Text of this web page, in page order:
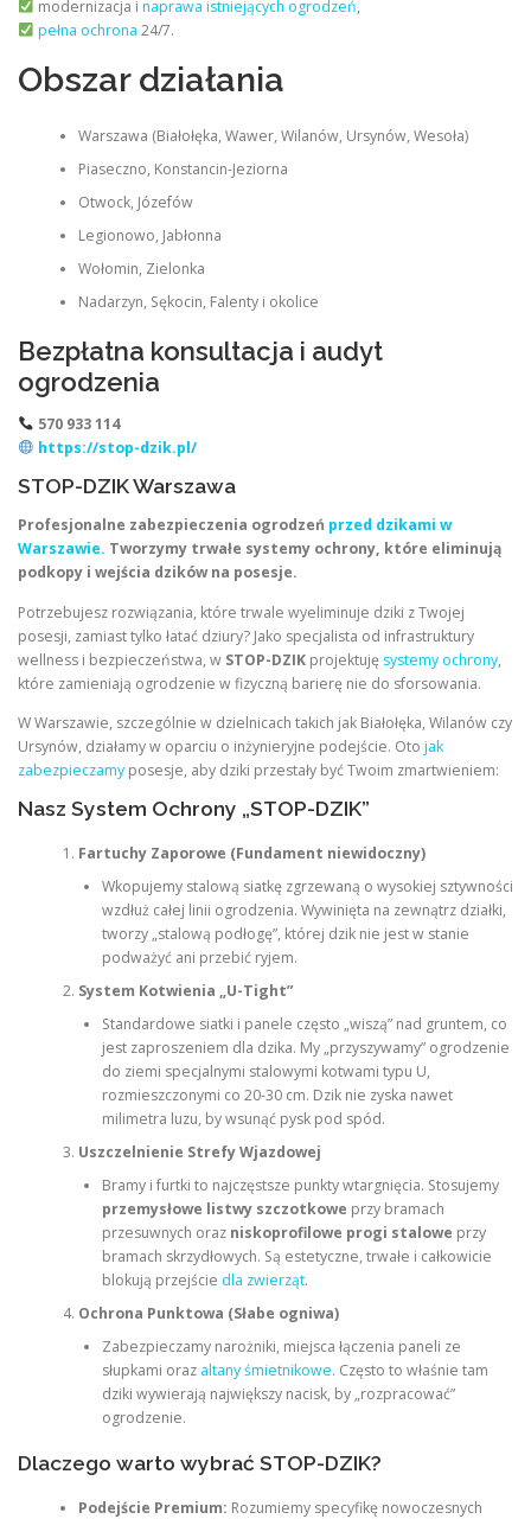
modernizacja i naprawa istniejących ogrodzeń,
pełna ochrona 24/7.
Obszar działania
Warszawa (Białołęka, Wawer, Wilanów, Ursynów, Wesoła)
Piaseczno, Konstancin-Jeziorna
Otwock, Józefów
Legionowo, Jabłonna
Wołomin, Zielonka
Nadarzyn, Sękocin, Falenty i okolice
Bezpłatna konsultacja i audyt
ogrodzenia
570 933 114
https://stop-dzik.pl/
STOP-DZIK Warszawa
Profesjonalne zabezpieczenia ogrodzeń przed dzikami w
Warszawie. Tworzymy trwałe systemy ochrony, które eliminują
podkopy i wejścia dzików na posesje.
Potrzebujesz rozwiązania, które trwale wyeliminuje dziki z Twojej
posesji, zamiast tylko łatać dziury? Jako specjalista od infrastruktury
wellness i bezpieczeństwa, w STOP-DZIK projektuję systemy ochrony,
które zamieniają ogrodzenie w fizyczną barierę nie do sforsowania.
W Warszawie, szczególnie w dzielnicach takich jak Białołęka, Wilanów czy
Ursynów, działamy w oparciu o inżynieryjne podejście. Oto jak
zabezpieczamy posesje, aby dziki przestały być Twoim zmartwieniem:
Nasz System Ochrony „STOP-DZIK”
Fartuchy Zaporowe (Fundament niewidoczny)
Wkopujemy stalową siatkę zgrzewaną o wysokiej sztywności
wzdłuż całej linii ogrodzenia. Wywinięta na zewnątrz działki,
tworzy „stalową podłogę”, której dzik nie jest w stanie
podważyć ani przebić ryjem.
System Kotwienia „U-Tight”
Standardowe siatki i panele często „wiszą” nad gruntem, co
jest zaproszeniem dla dzika. My „przyszywamy” ogrodzenie
do ziemi specjalnymi stalowymi kotwami typu U,
rozmieszczonymi co 20-30 cm. Dzik nie zyska nawet
milimetra luzu, by wsunąć pysk pod spód.
Uszczelnienie Strefy Wjazdowej
Bramy i furtki to najczęstsze punkty wtargnięcia. Stosujemy
przemysłowe listwy szczotkowe przy bramach
przesuwnych oraz niskoprofilowe progi stalowe przy
bramach skrzydłowych. Są estetyczne, trwałe i całkowicie
blokują przejście dla zwierząt.
Ochrona Punktowa (Słabe ogniwa)
Zabezpieczamy narożniki, miejsca łączenia paneli ze
słupkami oraz altany śmietnikowe. Często to właśnie tam
dziki wywierają największy nacisk, by „rozpracować”
ogrodzenie.
Dlaczego warto wybrać STOP-DZIK?
Podejście Premium: Rozumiemy specyfikę nowoczesnych